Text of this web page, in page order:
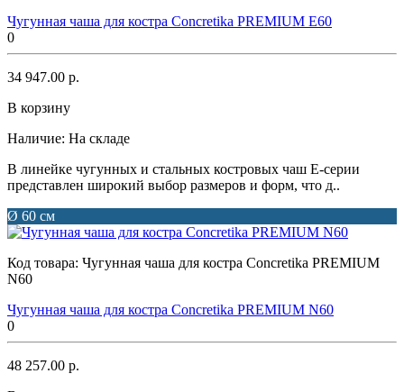
Чугунная чаша для костра Concretika PREMIUM E60
0
34 947.00 р.
В корзину
Наличие: На складе
В линейке чугунных и стальных костровых чаш Е-серии
представлен широкий выбор размеров и форм, что д..
Ø 60 см
Код товара: Чугунная чаша для костра Concretika PREMIUM
N60
Чугунная чаша для костра Concretika PREMIUM N60
0
48 257.00 р.